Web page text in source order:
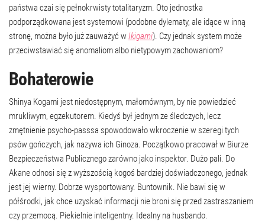
państwa czai się pełnokrwisty totalitaryzm. Oto jednostka
podporządkowana jest systemowi (podobne dylematy, ale idące w inną
stronę, można było już zauważyć wIkigami). Czy jednak system może
przeciwstawiać się anomaliom albo nietypowym zachowaniom?
Bohaterowie
Shinya Kogami jest niedostępnym, małomównym, by nie powiedzieć
mrukliwym, egzekutorem. Kiedyś był jednym ze śledczych, lecz
zmętnienie psycho-passsa spowodowało wkroczenie w szeregi tych
psów gończych, jak nazywa ich Ginoza. Początkowo pracował w Biurze
Bezpieczeństwa Publicznego zarówno jako inspektor. Dużo pali. Do
Akane odnosi się z wyższością kogoś bardziej doświadczonego, jednak
jest jej wierny. Dobrze wysportowany. Buntownik. Nie bawi się w
półśrodki, jak chce uzyskać informacji nie broni się przed zastraszaniem
czy przemocą. Piekielnie inteligentny. Idealny na husbando.